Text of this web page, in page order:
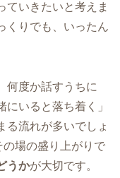
ていきたいと考えま
くりでも、いったん
何度か話すうちに
にいると落ち着く」
る流れが多いでしょ
場の盛り上がりで
うかが大切です。